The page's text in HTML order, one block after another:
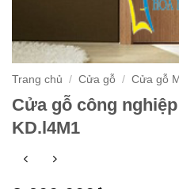
Trang chủ / Cửa gỗ / Cửa gỗ
Cửa gỗ công
KD.l4M1